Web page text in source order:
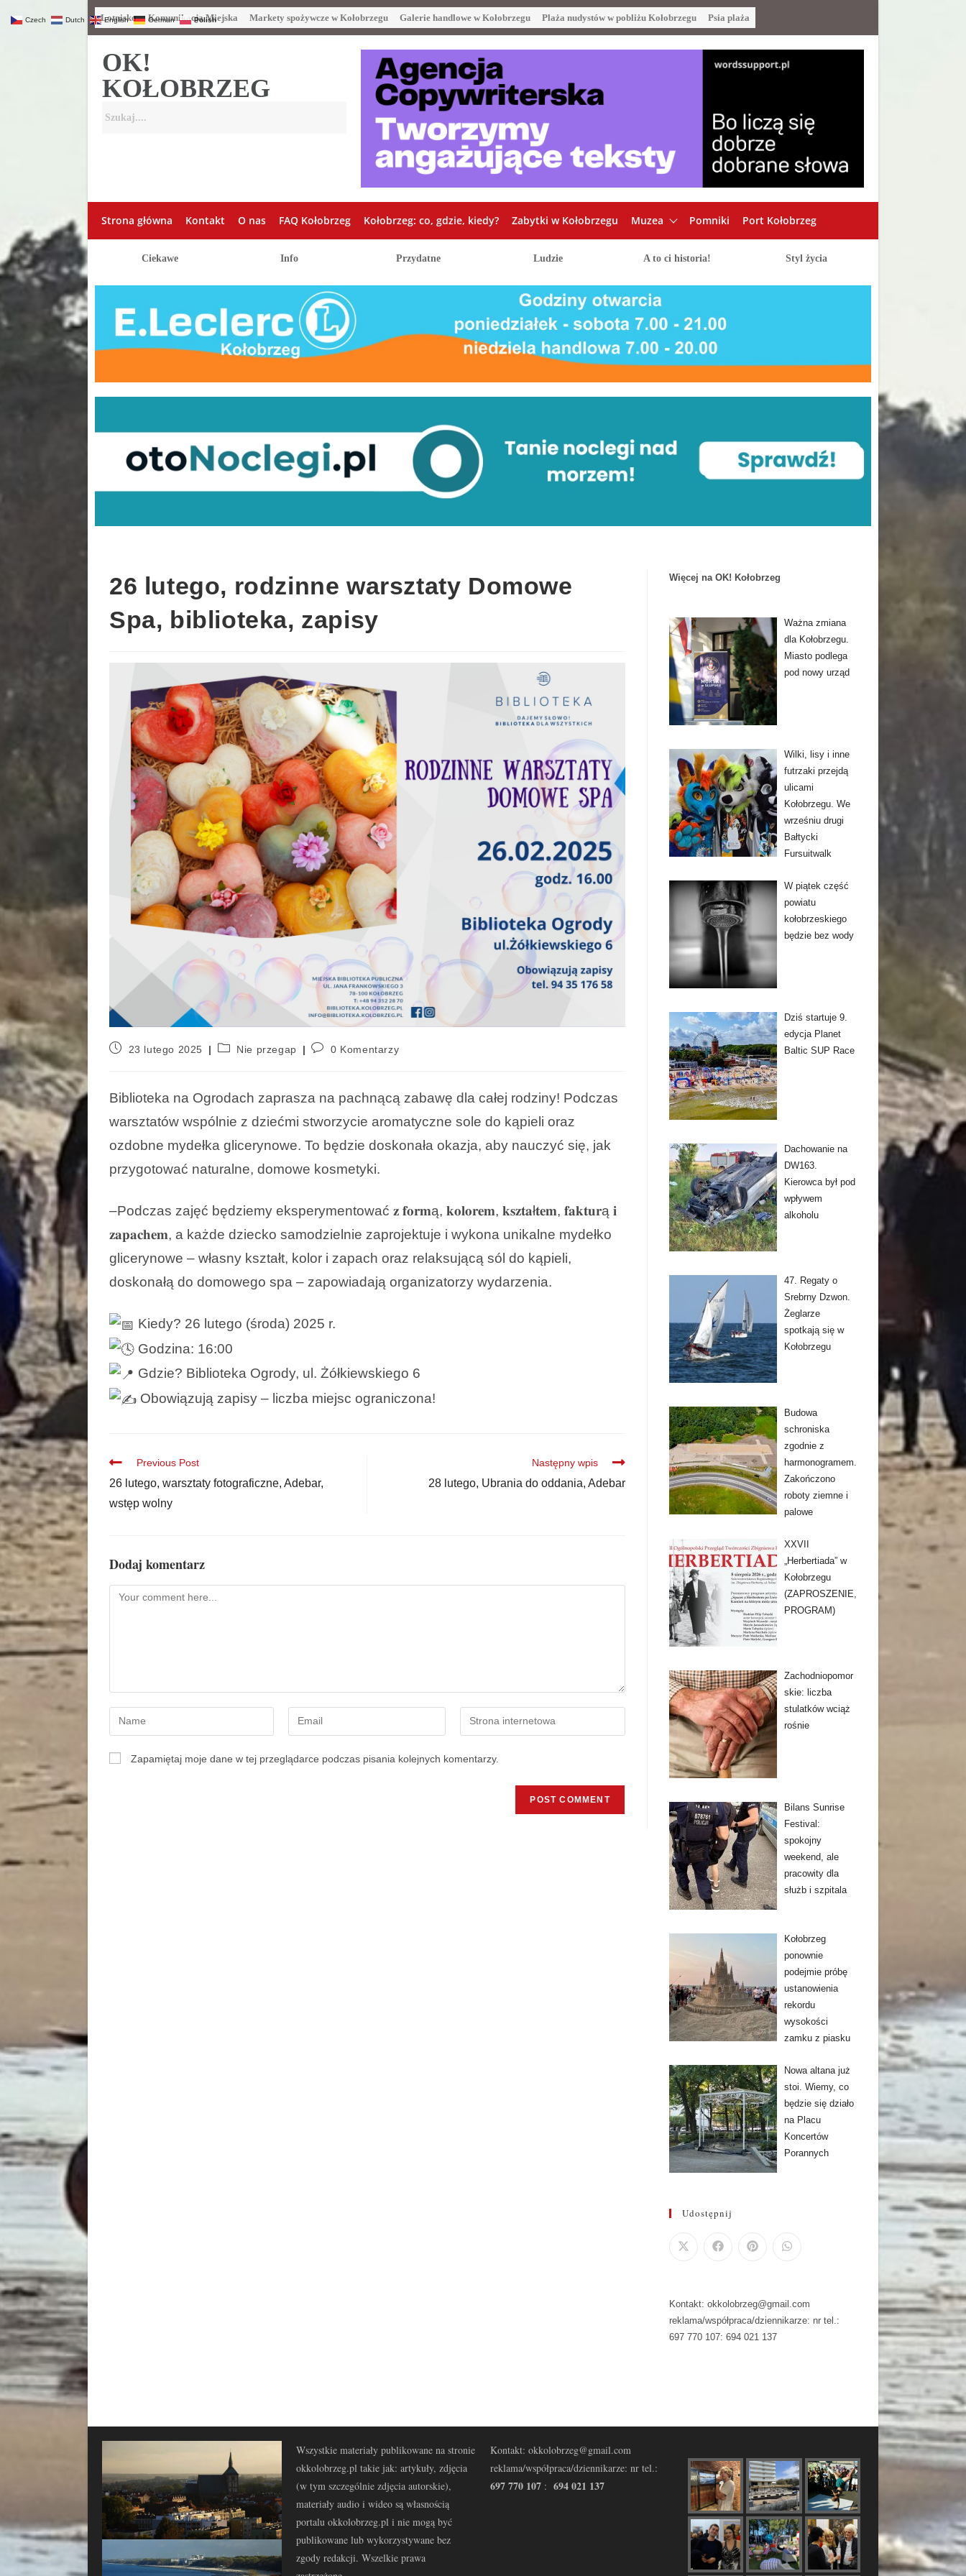
Lotnisko Komunikacja Miejska Markety spożywcze w Kołobrzegu Galerie handlowe w Kołobrzegu Plaża nudystów w pobliżu Kołobrzegu Psia plaża
OK!
KOŁOBRZEG
Strona główna Kontakt O nas FAQ Kołobrzeg Kołobrzeg: co, gdzie, kiedy? Zabytki w Kołobrzegu Muzea Pomniki Port Kołobrzeg
Ciekawe Info Przydatne Ludzie A to ci historia! Styl życia
26 lutego, rodzinne warsztaty Domowe
Spa, biblioteka, zapisy
23 lutego 2025 Nie przegap 0 Komentarzy
Biblioteka na Ogrodach zaprasza na pachnącą zabawę dla całej rodziny! Podczas
warsztatów wspólnie z dziećmi stworzycie aromatyczne sole do kąpieli oraz
ozdobne mydełka glicerynowe. To będzie doskonała okazja, aby nauczyć się, jak
przygotować naturalne, domowe kosmetyki.
–Podczas zajęć będziemy eksperymentować 𝐳 𝐟𝐨𝐫𝐦ą, 𝐤𝐨𝐥𝐨𝐫𝐞𝐦, 𝐤𝐬𝐳𝐭𝐚ł𝐭𝐞𝐦, 𝐟𝐚𝐤𝐭𝐮𝐫ą 𝐢
𝐳𝐚𝐩𝐚𝐜𝐡𝐞𝐦, a każde dziecko samodzielnie zaprojektuje i wykona unikalne mydełko
glicerynowe – własny kształt, kolor i zapach oraz relaksującą sól do kąpieli,
doskonałą do domowego spa – zapowiadają organizatorzy wydarzenia.
Kiedy? 26 lutego (środa) 2025 r.
Godzina: 16:00
Gdzie? Biblioteka Ogrody, ul. Żółkiewskiego 6
Obowiązują zapisy – liczba miejsc ograniczona!
Previous Post
26 lutego, warsztaty fotograficzne, Adebar,
wstęp wolny
Następny wpis
28 lutego, Ubrania do oddania, Adebar
Dodaj komentarz
Zapamiętaj moje dane w tej przeglądarce podczas pisania kolejnych komentarzy.
Więcej na OK! Kołobrzeg
Ważna zmiana
dla Kołobrzegu.
Miasto podlega
pod nowy urząd
Wilki, lisy i inne
futrzaki przejdą
ulicami
Kołobrzegu. We
wrześniu drugi
Bałtycki
Fursuitwalk
W piątek część
powiatu
kołobrzeskiego
będzie bez wody
Dziś startuje 9.
edycja Planet
Baltic SUP Race
Dachowanie na
DW163.
Kierowca był pod
wpływem
alkoholu
47. Regaty o
Srebrny Dzwon.
Żeglarze
spotkają się w
Kołobrzegu
Budowa
schroniska
zgodnie z
harmonogramem.
Zakończono
roboty ziemne i
palowe
XXVII
„Herbertiada” w
Kołobrzegu
(ZAPROSZENIE,
PROGRAM)
Zachodniopomor
skie: liczba
stulatków wciąż
rośnie
Bilans Sunrise
Festival:
spokojny
weekend, ale
pracowity dla
służb i szpitala
Kołobrzeg
ponownie
podejmie próbę
ustanowienia
rekordu
wysokości
zamku z piasku
Nowa altana już
stoi. Wiemy, co
będzie się działo
na Placu
Koncertów
Porannych
Udostępnij
Kontakt: okkolobrzeg@gmail.com
reklama/współpraca/dziennikarze: nr tel.:
697 770 107: 694 021 137
Wszystkie materiały publikowane na stronie
okkolobrzeg.pl takie jak: artykuły, zdjęcia
(w tym szczególnie zdjęcia autorskie),
materiały audio i wideo są własnością
portalu okkolobrzeg.pl i nie mogą być
publikowane lub wykorzystywane bez
zgody redakcji. Wszelkie prawa
Kontakt: okkolobrzeg@gmail.com
reklama/współpraca/dziennikarze: nr tel.:
697 770 107 : 694 021 137
Czech Dutch English German Polish